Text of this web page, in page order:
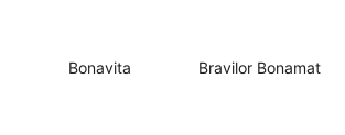
Bonavita Bravilor Bonamat